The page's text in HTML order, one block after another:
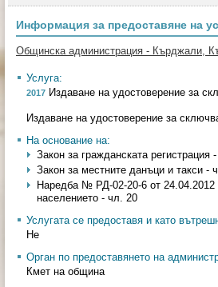
Информация за предоставяне на
Общинска администрация - Кърджали,
Услуга:
2017 Издаване на удостоверение за
Издаване на удостоверение за
На основание на:
Закон за гражданската
Закон за местните данъци и такси -
Наредба № РД-02-20-6 от 24.04.2012
населението - чл. 20
Услугата се предоставя и като
Не
Орган по предоставянето на
Кмет на община